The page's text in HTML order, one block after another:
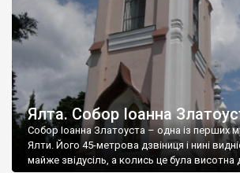
Ялта. Собор Іоанна
Собор Іоанна Златоуста – одна із перших
Ялти. Його 45-метрова дзвіниця і нині
майже звідусіль, а колись це була висотна